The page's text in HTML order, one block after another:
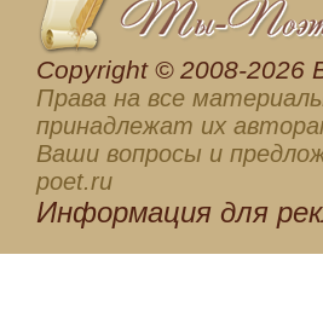
Сopyright © 2008-2026
Права на все
принадлежат их
Ваши вопросы и
poet.ru
Информация для